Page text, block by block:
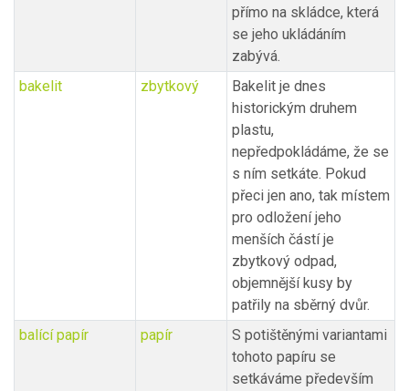
přímo na skládce, která
se jeho ukládáním
zabývá.
bakelit
zbytkový
Bakelit je dnes
historickým druhem
plastu,
nepředpokládáme, že se
s ním setkáte. Pokud
přeci jen ano, tak místem
pro odložení jeho
menších částí je
zbytkový odpad,
objemnější kusy by
patřily na sběrný dvůr.
balící papír
papír
S potištěnými variantami
tohoto papíru se
setkáváme především